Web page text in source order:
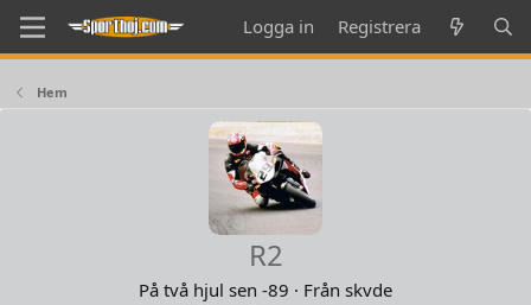
Logga in Registrera
Hem
R2
På två hjul sen -89 · Från skvde